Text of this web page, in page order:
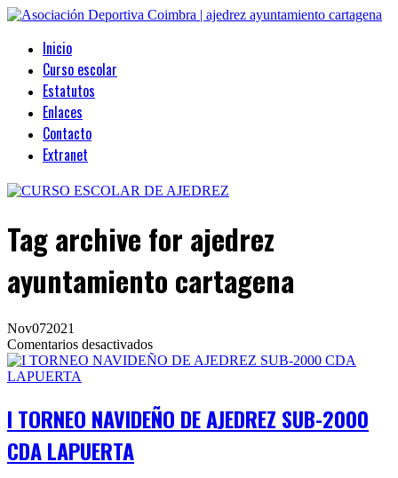
Inicio
Curso escolar
Estatutos
Enlaces
Contacto
Extranet
Tag archive for ajedrez
ayuntamiento cartagena
Nov072021
Comentarios desactivadosen
I
DE
AJEDREZ
I TORNEO NAVIDEÑO DE AJEDREZ SUB-2000
CDA LAPUERTA